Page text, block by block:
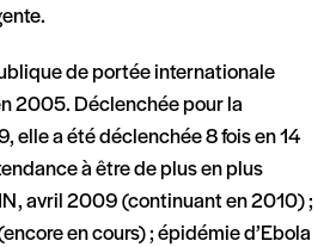
de portée internationale
2005. Déclenchée pour la
elle a été déclenchée 8 fois en 14
à être de plus en plus
avril 2009 (continuant en 2010) ;
en cours) ; épidémie d’Ebola